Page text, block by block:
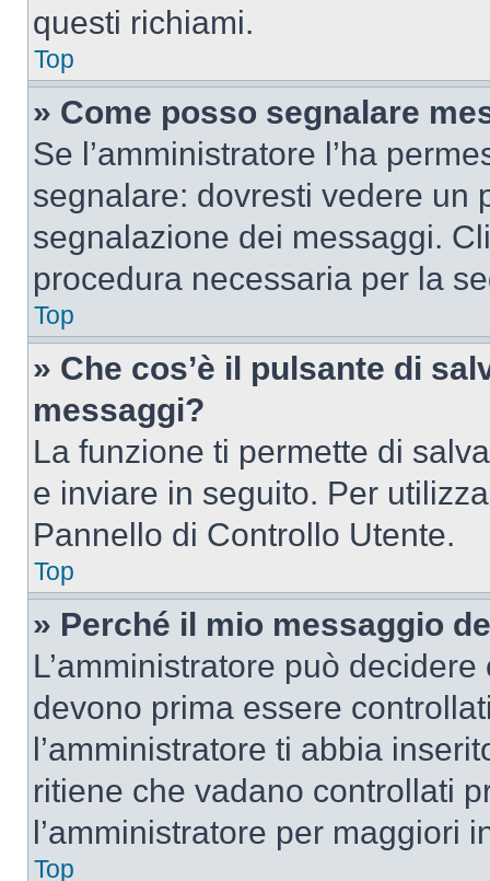
questi richiami.
Top
» Come posso segnalare
Se l’amministratore l’ha
segnalare: dovresti vedere un
segnalazione dei messaggi.
procedura necessaria per la
Top
» Che cos’è il pulsante di
messaggi?
La funzione ti permette di
e inviare in seguito. Per
Pannello di Controllo Utente.
Top
» Perché il mio messaggio
L’amministratore può
devono prima essere
l’amministratore ti abbia
ritiene che vadano controllati
l’amministratore per maggiori
Top